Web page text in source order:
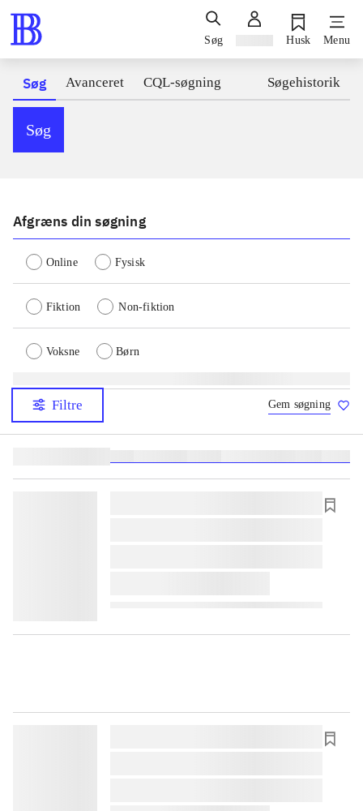
Søg Husk Menu
Søg Avanceret CQL-søgning Søgehistorik
Søg
Afgræns din søgning
Online Fysisk
Fiktion Non-fiktion
Voksne Børn
Filtre Gem søgning
lorem ipsum dolor sit amet ...
lorem ipsum dolor sit amet ...